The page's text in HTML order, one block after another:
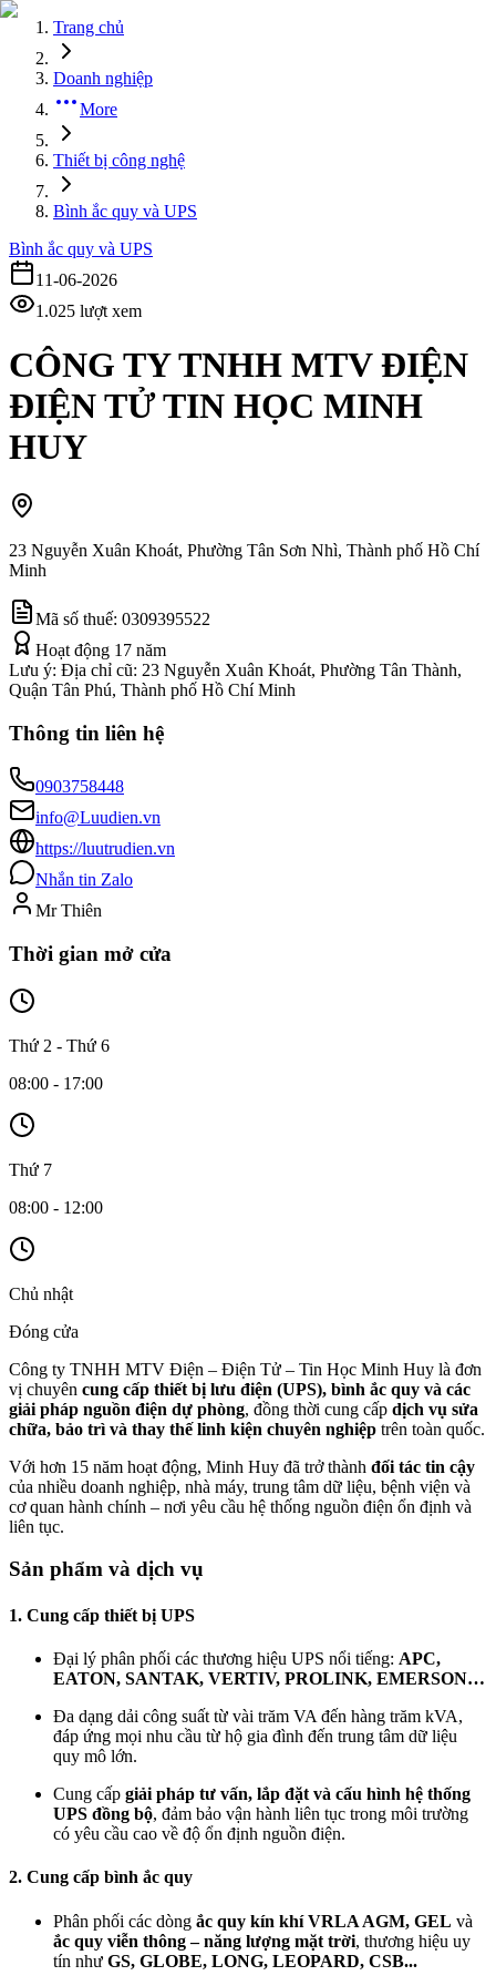
Trang chủ
Doanh nghiệp
More
Thiết bị công nghệ
Bình ắc quy và UPS
Bình ắc quy và UPS
11-06-2026
1.025 lượt xem
CÔNG TY TNHH MTV ĐIỆN
ĐIỆN TỬ TIN HỌC MINH
HUY
23 Nguyễn Xuân Khoát, Phường Tân Sơn Nhì, Thành phố Hồ Chí
Minh
Mã số thuế: 0309395522
Hoạt động 17 năm
Lưu ý: Địa chỉ cũ: 23 Nguyễn Xuân Khoát, Phường Tân Thành,
Quận Tân Phú, Thành phố Hồ Chí Minh
Thông tin liên hệ
0903758448
info@Luudien.vn
https://luutrudien.vn
Nhắn tin Zalo
Mr Thiên
Thời gian mở cửa
Thứ 2 - Thứ 6
08:00 - 17:00
Thứ 7
08:00 - 12:00
Chủ nhật
Đóng cửa
Công ty TNHH MTV Điện – Điện Tử – Tin Học Minh Huy là đơn
vị chuyên cung cấp thiết bị lưu điện (UPS), bình ắc quy và các
giải pháp nguồn điện dự phòng, đồng thời cung cấp dịch vụ sửa
chữa, bảo trì và thay thế linh kiện chuyên nghiệp trên toàn quốc.
Với hơn 15 năm hoạt động, Minh Huy đã trở thành đối tác tin cậy
của nhiều doanh nghiệp, nhà máy, trung tâm dữ liệu, bệnh viện và
cơ quan hành chính – nơi yêu cầu hệ thống nguồn điện ổn định và
liên tục.
Sản phẩm và dịch vụ
1. Cung cấp thiết bị UPS
Đại lý phân phối các thương hiệu UPS nổi tiếng: APC,
EATON, SANTAK, VERTIV, PROLINK, EMERSON…
Đa dạng dải công suất từ vài trăm VA đến hàng trăm kVA,
đáp ứng mọi nhu cầu từ hộ gia đình đến trung tâm dữ liệu
quy mô lớn.
Cung cấp giải pháp tư vấn, lắp đặt và cấu hình hệ thống
UPS đồng bộ, đảm bảo vận hành liên tục trong môi trường
có yêu cầu cao về độ ổn định nguồn điện.
2. Cung cấp bình ắc quy
Phân phối các dòng ắc quy kín khí VRLA AGM, GEL và
ắc quy viễn thông – năng lượng mặt trời, thương hiệu uy
tín như GS, GLOBE, LONG, LEOPARD, CSB...